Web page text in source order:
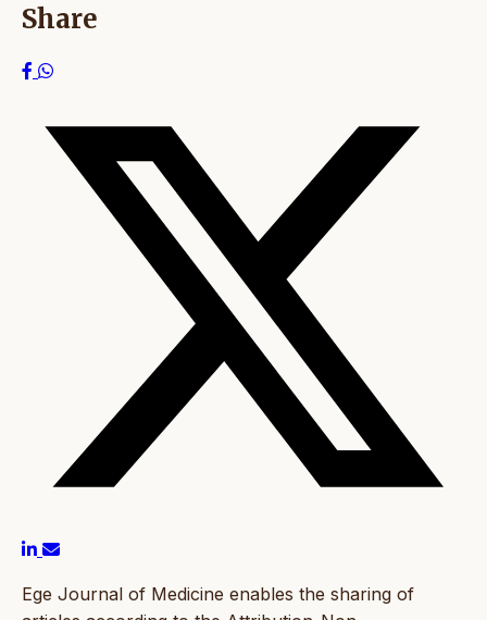
Share
Ege Journal of Medicine enables the sharing of